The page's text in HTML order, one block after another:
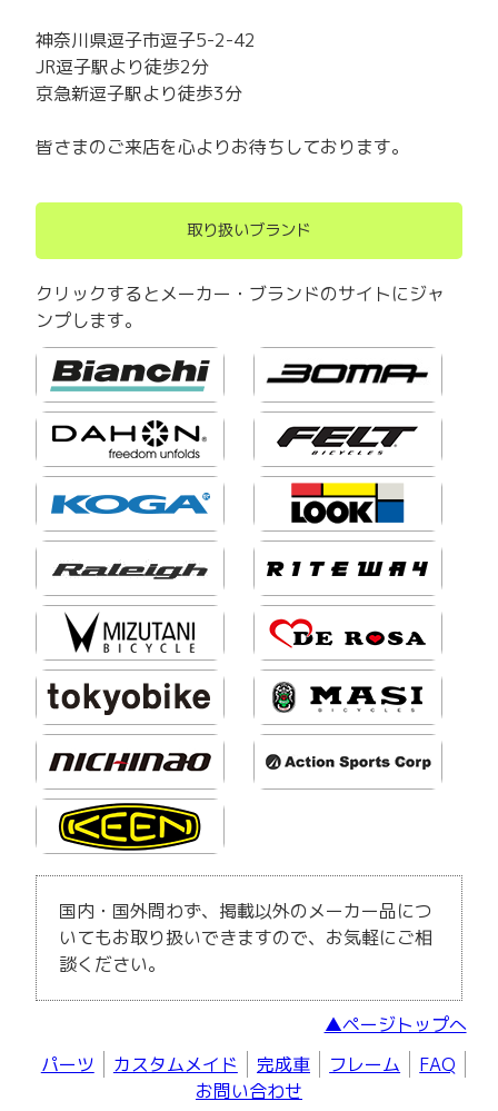
神奈川県逗子市逗子5-2-42
JR逗子駅より徒歩2分
京急新逗子駅より徒歩3分
皆さまのご来店を心よりお待ちしております。
取り扱いブランド
クリックするとメーカー・ブランドのサイトにジャ
ンプします。
国内・国外問わず、掲載以外のメーカー品につ
いてもお取り扱いできますので、お気軽にご相
談ください。
▲ページトップへ
パーツ
カスタムメイド 完成車 フレーム
FAQ
お問い合わせ